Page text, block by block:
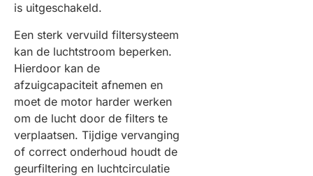
is uitgeschakeld.
Een sterk vervuild filtersysteem
kan de luchtstroom beperken.
Hierdoor kan de
afzuigcapaciteit afnemen en
moet de motor harder werken
om de lucht door de filters te
verplaatsen. Tijdige vervanging
of correct onderhoud houdt de
geurfiltering en luchtcirculatie